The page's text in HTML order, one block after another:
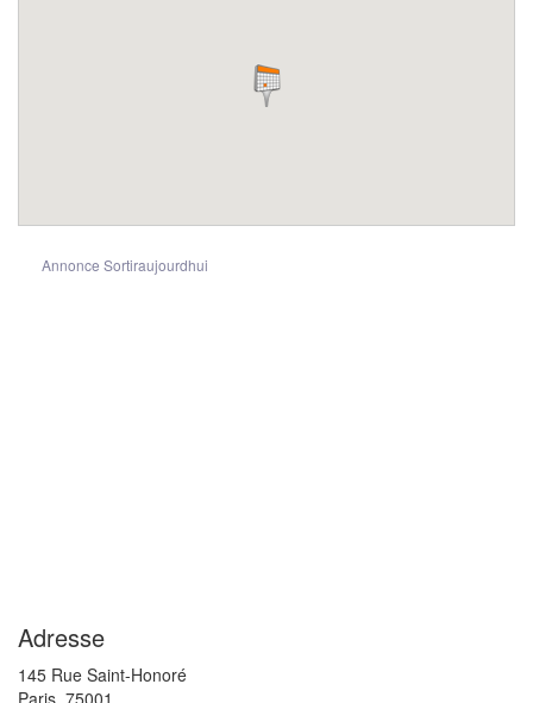
Annonce Sortiraujourdhui
Adresse
145 Rue Saint-Honoré
Paris 75001